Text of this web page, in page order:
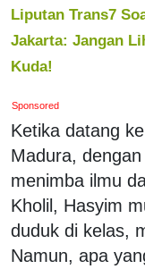
Liputan Trans7
Jakarta: Jangan
Kuda!
Sponsored
Ketika datang
Madura,
menimba ilmu
Kholil, Hasyim
duduk di kelas,
Namun, apa